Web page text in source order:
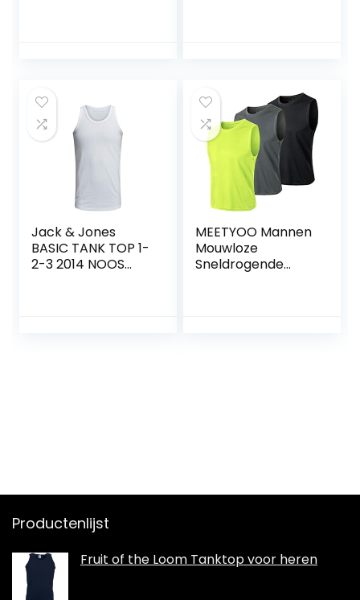
Jack & Jones
BASIC TANK TOP 1-
2-3 2014 NOOS
MEETYOO Mannen
Mouwloze
Sneldrogende
Productenlijst
Fruit of the Loom Tanktop voor heren